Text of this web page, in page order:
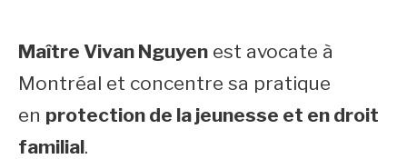
Maître Vivan Nguyen est avocate à
Montréal et concentre sa pratique
en protection de la jeunesse et en droit
familial.